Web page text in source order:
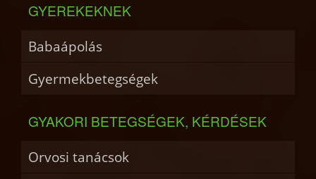
GYEREKEKNEK
Babaápolás
Gyermekbetegségek
GYAKORI BETEGSÉGEK, KÉRDÉSEK
Orvosi tanácsok